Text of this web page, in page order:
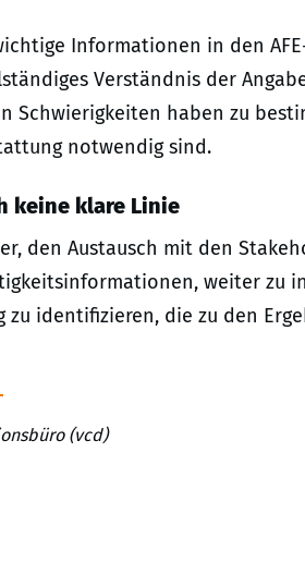
Informationen in den
Verständnis der
Schwierigkeiten haben zu
notwendig sind.
keine klare Linie
den Austausch mit den
weiter zu
identifizieren, die zu den
(vcd)